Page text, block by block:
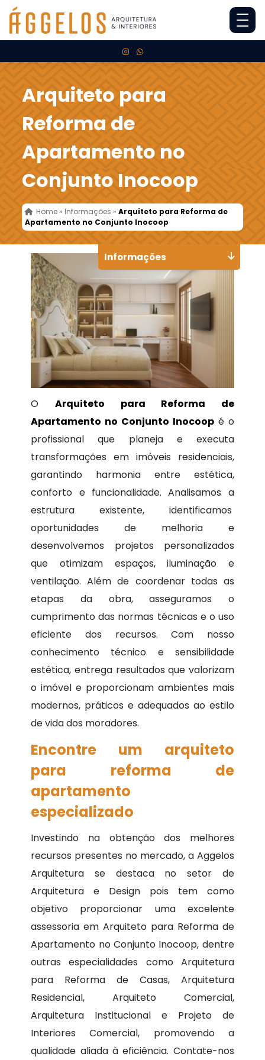
Arquiteto para
Reforma de
Apartamento no
Conjunto Inocoop
Home » Informações »Arquiteto para Reforma de
Apartamento no Conjunto Inocoop
O Arquiteto para Reforma de
Apartamento no Conjunto Inocoopé o
profissional que planeja e executa
transformações em imóveis residenciais,
garantindo harmonia entre estética,
conforto e funcionalidade. Analisamos a
estrutura existente, identificamos
oportunidades de melhoria e
desenvolvemos projetos personalizados
que otimizam espaços, iluminação e
ventilação. Além de coordenar todas as
etapas da obra, asseguramos o
cumprimento das normas técnicas e o uso
eficiente dos recursos. Com nosso
conhecimento técnico e sensibilidade
estética, entrega resultados que valorizam
o imóvel e proporcionam ambientes mais
modernos, práticos e adequados ao estilo
de vida dos moradores.
Encontre um arquiteto
para reforma de
apartamento
especializado
Investindo na obtenção dos melhores
recursos presentes no mercado, a Aggelos
Arquitetura se destaca no setor de
Arquitetura e Design pois tem como
objetivo proporcionar uma excelente
assessoria em Arquiteto para Reforma de
Apartamento no Conjunto Inocoop, dentre
outras especialidades como Arquitetura
para Reforma de Casas, Arquitetura
Residencial, Arquiteto Comercial,
Arquitetura Institucional e Projeto de
Interiores Comercial, promovendo a
qualidade aliada à eficiência. Contate-nos
Informações